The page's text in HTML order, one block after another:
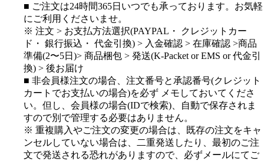
■ ご注文は24時間365日いつでも承っております。お気軽
にご利用くださいませ。
※ 注文 > お支払方法選択(PAYPAL・ クレジットカー
ド・ 銀行振込・ 代金引換) > 入金確認 > 在庫確認 >商品
準備(2〜5日)> 商品梱包 > 発送(K-Packet or EMS or 代金引
換) > 後お届け
■ 非会員様注文の場合、注文番号と承認番号(クレジット
カートでお支払いの場合)を必ず メモしておいてくださ
い。但し、会員様の場合(IDで検索)、自動で保存されま
すので別で管理する必要はありません。
※ 重複購入やご注文の変更の場合は、既存の注文をキャ
ンセルしていない場合は、二重発送したり、最初のご注
文で発送される恐れがありますので、必ずメールにてご